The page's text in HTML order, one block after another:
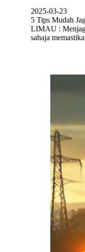
2025-03-23
5 Tips Mudah
LIMAU :
sahaja